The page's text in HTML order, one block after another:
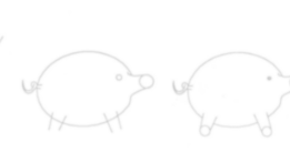
la oferta de renovación a
con Omán para el
el Estrecho de Ormuz